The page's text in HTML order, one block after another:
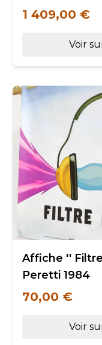
1 409,00 €
Voir
Affiche ''
Peretti 1984
70,00 €
Voir